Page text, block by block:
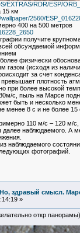
EXTRAS/RDR/ESP/
15 км
2560/
400 на 500 метров
получите
обсуждаемой
физически
газом (исходя из
за счет
плотность
при более высокой
с, пыль на Марсе
быть и несколько
менее 8 с и не более
110 м/с – 120 м/с,
наблюдаемого. А
наблюдаемого
фотографий.
Но, здравый смысл.
»
откр панорамы)